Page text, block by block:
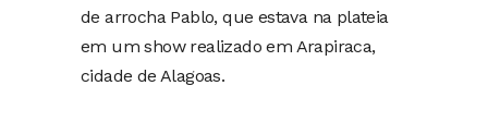
de arrocha Pablo, que estava na plateia
em um show realizado em Arapiraca,
cidade de Alagoas.